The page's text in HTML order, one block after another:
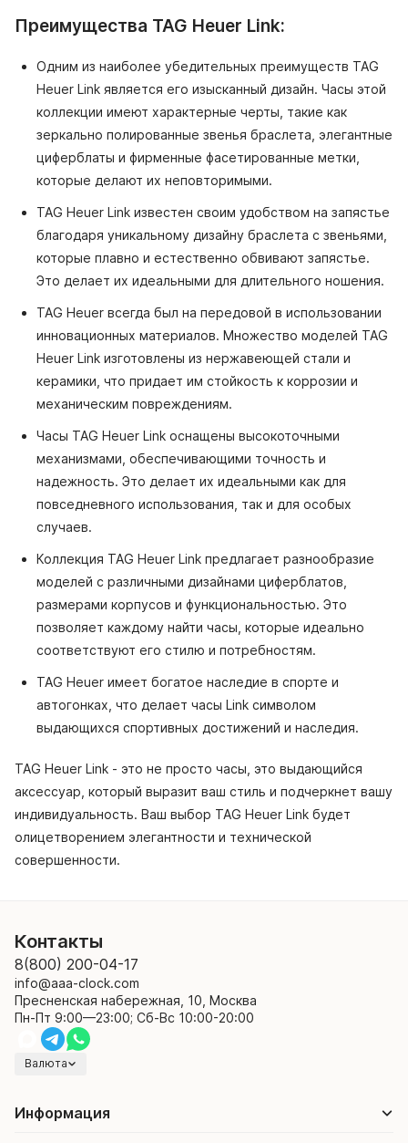
Преимущества TAG Heuer Link:
Одним из наиболее убедительных преимуществ TAG
Heuer Link является его изысканный дизайн. Часы этой
коллекции имеют характерные черты, такие как
зеркально полированные звенья браслета, элегантные
циферблаты и фирменные фасетированные метки,
которые делают их неповторимыми.
TAG Heuer Link известен своим удобством на запястье
благодаря уникальному дизайну браслета с звеньями,
которые плавно и естественно обвивают запястье.
Это делает их идеальными для длительного ношения.
TAG Heuer всегда был на передовой в использовании
инновационных материалов. Множество моделей TAG
Heuer Link изготовлены из нержавеющей стали и
керамики, что придает им стойкость к коррозии и
механическим повреждениям.
Часы TAG Heuer Link оснащены высокоточными
механизмами, обеспечивающими точность и
надежность. Это делает их идеальными как для
повседневного использования, так и для особых
случаев.
Коллекция TAG Heuer Link предлагает разнообразие
моделей с различными дизайнами циферблатов,
размерами корпусов и функциональностью. Это
позволяет каждому найти часы, которые идеально
соответствуют его стилю и потребностям.
TAG Heuer имеет богатое наследие в спорте и
автогонках, что делает часы Link символом
выдающихся спортивных достижений и наследия.
TAG Heuer Link - это не просто часы, это выдающийся
аксессуар, который выразит ваш стиль и подчеркнет вашу
индивидуальность. Ваш выбор TAG Heuer Link будет
олицетворением элегантности и технической
совершенности.
Контакты
8(800) 200-04-17
info@aaa-clock.com
Пресненская набережная, 10, Москва
Пн-Пт 9:00—23:00; Сб-Вс 10:00-20:00
Валюта
Информация